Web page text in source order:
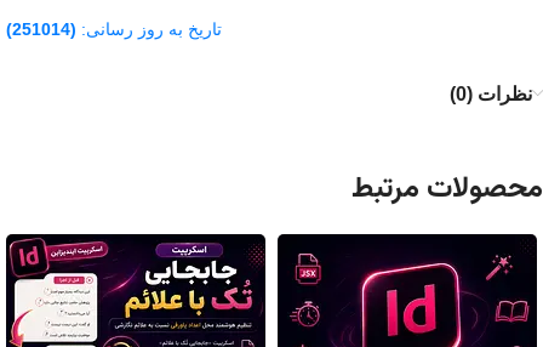
تاریخ به روز رسانی: (251014)
نظرات (0)
محصولات مرتبط